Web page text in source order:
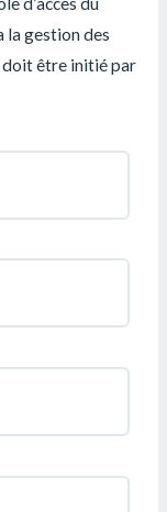
la gestion des
doit être initié par